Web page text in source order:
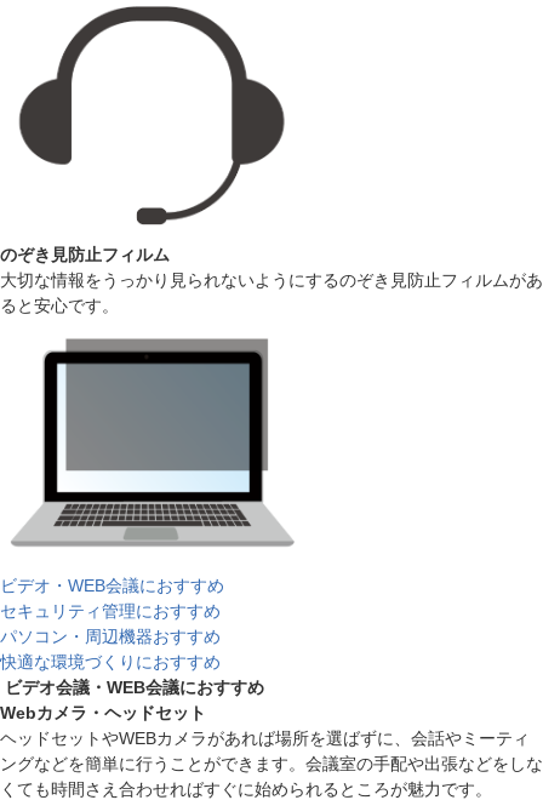
のぞき見防止フィルム
大切な情報をうっかり見られないようにするのぞき見防止フィルムがあ
ると安心です。
ビデオ・WEB会議におすすめ
セキュリティ管理におすすめ
パソコン・周辺機器おすすめ
快適な環境づくりにおすすめ
ビデオ会議・WEB会議におすすめ
Webカメラ・ヘッドセット
ヘッドセットやWEBカメラがあれば場所を選ばずに、会話やミーティ
ングなどを簡単に行うことができます。会議室の手配や出張などをしな
くても時間さえ合わせればすぐに始められるところが魅力です。